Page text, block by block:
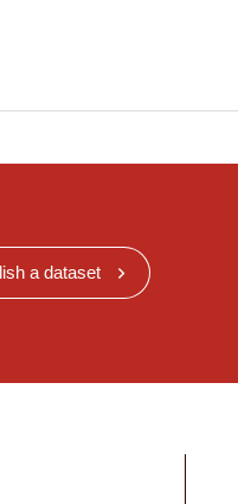
a dataset